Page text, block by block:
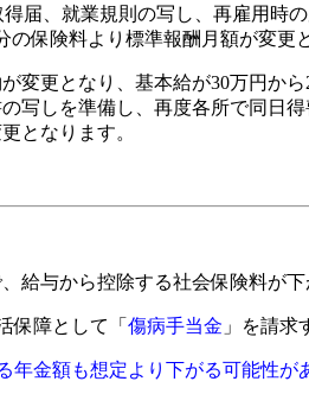
届、就業規則の写し、再雇用時
保険料より標準報酬月額が変更
変更となり、基本給が30万円から
写しを準備し、再度各所で同日得
となります。
給与から控除する社会保険料が
保障として「 傷病手当金 」を請求
年金額も想定より下がる可能性が